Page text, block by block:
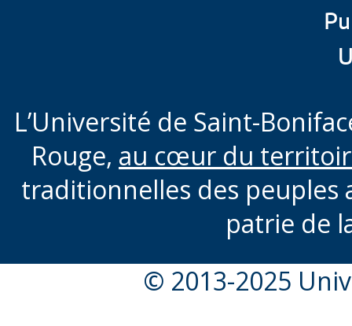
L’Université de Saint-
Rouge, au cœur du
traditionnelles des peuples
patrie de
© 2013-2025